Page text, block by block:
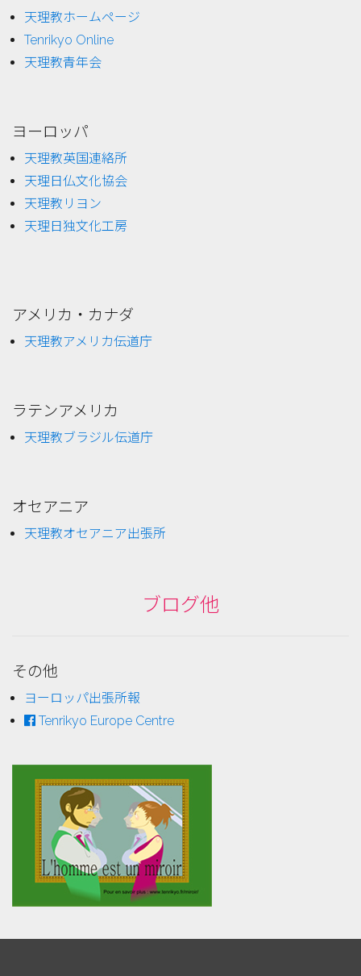
天理教ホームページ
Tenrikyo Online
天理教青年会
ヨーロッパ
天理教英国連絡所
天理日仏文化協会
天理教リヨン
天理日独文化工房
アメリカ・カナダ
天理教アメリカ伝道庁
ラテンアメリカ
天理教ブラジル伝道庁
オセアニア
天理教オセアニア出張所
ブログ他
その他
ヨーロッパ出張所報
Tenrikyo Europe Centre